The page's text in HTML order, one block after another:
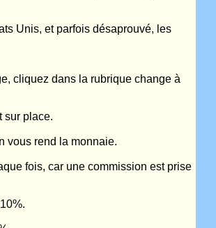
Unis, et parfois désaprouvé, les
cliquez dans la rubrique change à
sur place.
vous rend la monnaie.
fois, car une commission est prise